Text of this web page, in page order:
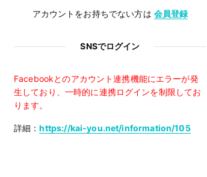
アカウントをお持ちでない方は 会員登録
SNSでログイン
Facebookとのアカウント連携機能にエラーが発
生しており、一時的に連携ログインを制限してお
ります。
詳細：https://kai-you.net/information/105